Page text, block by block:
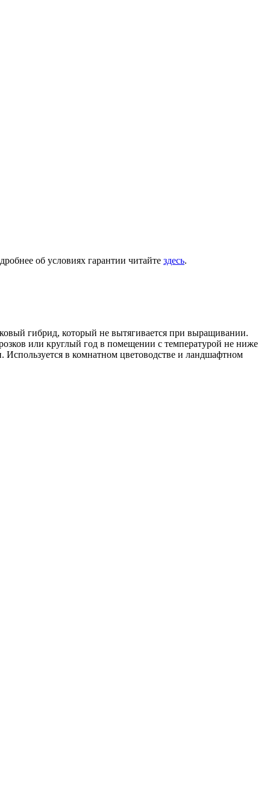
об условиях гарантии читайте здесь.
гибрид, который не вытягивается при выращивании.
или круглый год в помещении с температурой не ниже
в комнатном цветоводстве и ландшафтном